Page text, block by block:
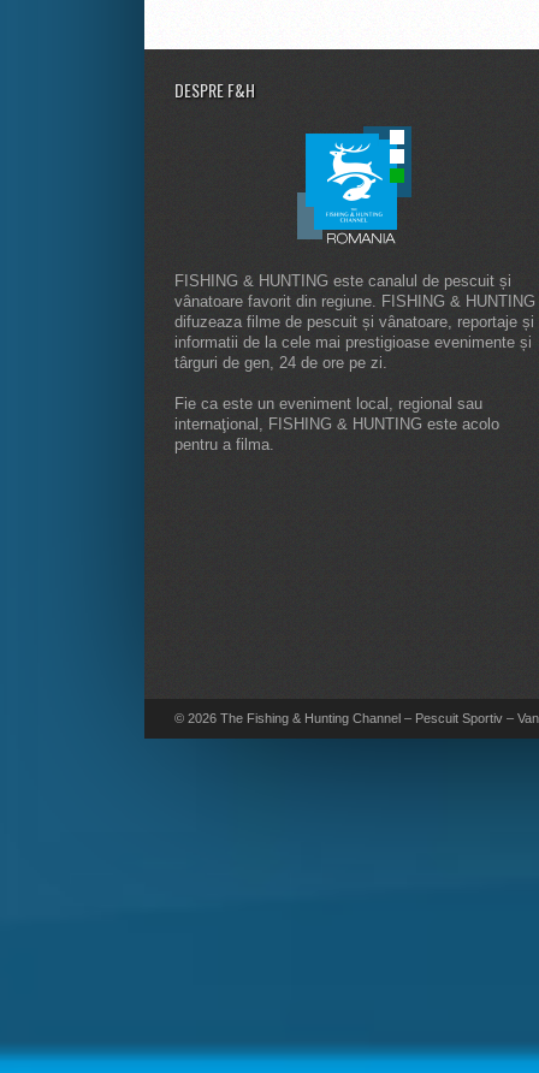
DESPRE F&H
FISHING & HUNTING este canalul de pescuit și
vânatoare favorit din regiune. FISHING & HUNTING
difuzeaza filme de pescuit și vânatoare, reportaje și
informatii de la cele mai prestigioase evenimente și
târguri de gen, 24 de ore pe zi.
Fie ca este un eveniment local, regional sau
internaţional, FISHING & HUNTING este acolo
pentru a filma.
© 2026 The Fishing & Hunting Channel – Pescuit Sportiv –